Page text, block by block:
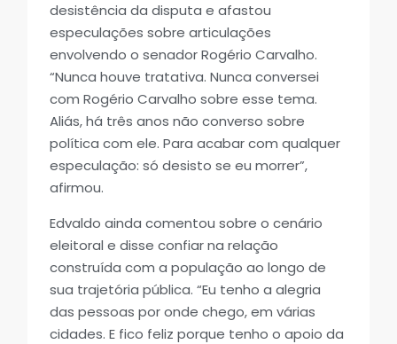
desistência da disputa e afastou
especulações sobre articulações
envolvendo o senador Rogério Carvalho.
“Nunca houve tratativa. Nunca conversei
com Rogério Carvalho sobre esse tema.
Aliás, há três anos não converso sobre
política com ele. Para acabar com qualquer
especulação: só desisto se eu morrer”,
afirmou.
Edvaldo ainda comentou sobre o cenário
eleitoral e disse confiar na relação
construída com a população ao longo de
sua trajetória pública. “Eu tenho a alegria
das pessoas por onde chego, em várias
cidades. E fico feliz porque tenho o apoio da